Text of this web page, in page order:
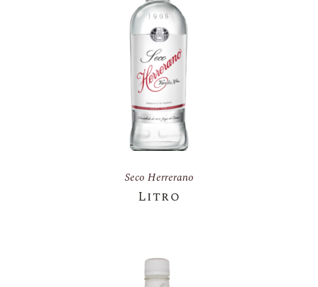
Seco Herrerano
Litro